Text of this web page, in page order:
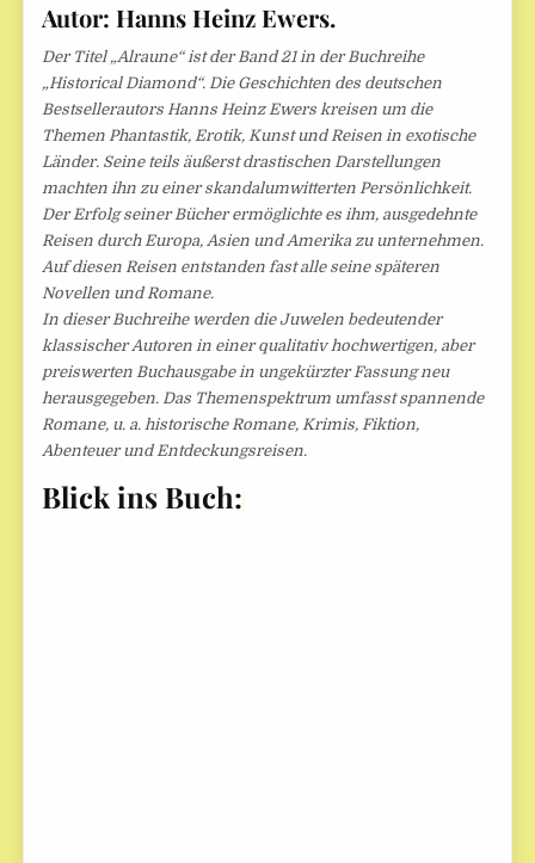
Autor: Hanns Heinz Ewers.
Der Titel „Alraune“ ist der Band 21 in der Buchreihe
„Historical Diamond“. Die Geschichten des deutschen
Bestsellerautors Hanns Heinz Ewers kreisen um die
Themen Phantastik, Erotik, Kunst und Reisen in exotische
Länder. Seine teils äußerst drastischen Darstellungen
machten ihn zu einer skandalumwitterten Persönlichkeit.
Der Erfolg seiner Bücher ermöglichte es ihm, ausgedehnte
Reisen durch Europa, Asien und Amerika zu unternehmen.
Auf diesen Reisen entstanden fast alle seine späteren
Novellen und Romane.
In dieser Buchreihe werden die Juwelen bedeutender
klassischer Autoren in einer qualitativ hochwertigen, aber
preiswerten Buchausgabe in ungekürzter Fassung neu
herausgegeben. Das Themenspektrum umfasst spannende
Romane, u. a. historische Romane, Krimis, Fiktion,
Abenteuer und Entdeckungsreisen.
Blick ins Buch: